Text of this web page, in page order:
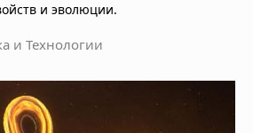
и эволюции.
и Технологии